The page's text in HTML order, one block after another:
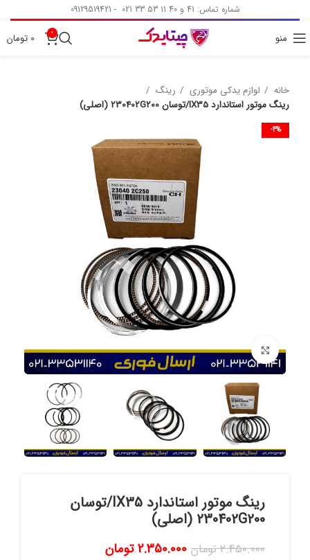
شماره تماس: 41 و 40 11 53 33 021 - 09129519421
منو 0
0 تومان
خانه لوازم یدکی موتوری
رینگ
رینگ موتور استاندارد IX35/توسان 230402G200 (اصلی)
-4%
برای بزرگنمایی کلیک کنید
رینگ موتور استاندارد IX35/توسان
230402G200 (اصلی)
2.450.000تومان 2.350.000 تومان